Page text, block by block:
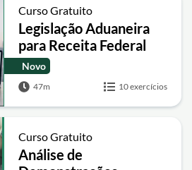
Curso Gratuito
Legislação Aduaneira
para Receita Federal
(RFB)
Novo
47m 10 exercícios
Curso Gratuito
Análise de